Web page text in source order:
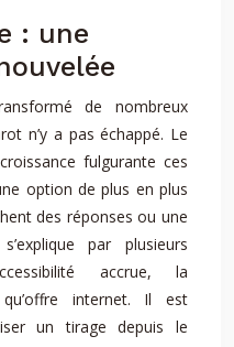
: une
de nombreux
n’y a pas échappé. Le
fulgurante ces
option de plus en plus
des réponses ou une
par plusieurs
accrue, la
internet. Il est
un tirage depuis le